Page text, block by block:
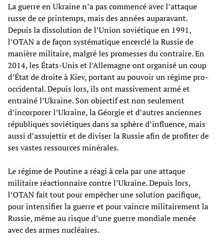
La guerre en Ukraine n’a pas commencé avec l’attaque
russe de ce printemps, mais des années auparavant.
Depuis la dissolution de l’Union soviétique en 1991,
l’OTAN a de façon systématique encerclé la Russie de
manière militaire, malgré les promesses du contraire. En
2014, les États-Unis et l’Allemagne ont organisé un coup
d’État de droite à Kiev, portant au pouvoir un régime pro-
occidental. Depuis lors, ils ont massivement armé et
entraîné l’Ukraine. Son objectif est non seulement
d’incorporer l’Ukraine, la Géorgie et d’autres anciennes
républiques soviétiques dans sa sphère d’influence, mais
aussi d’assujettir et de diviser la Russie afin de profiter de
ses vastes ressources minérales.
Le régime de Poutine a réagi à cela par une attaque
militaire réactionnaire contre l’Ukraine. Depuis lors,
l’OTAN fait tout pour empêcher une solution pacifique,
pour intensifier la guerre et pour vaincre militairement la
Russie, même au risque d’une guerre mondiale menée
avec des armes nucléaires.